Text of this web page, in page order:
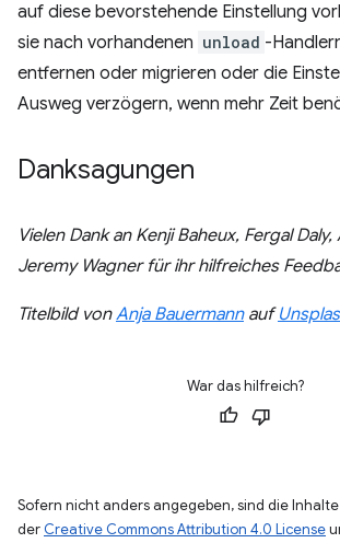
auf diese bevorstehende Einstellung
sie nach vorhandenen unload -
entfernen oder migrieren oder die
Ausweg verzögern, wenn mehr Zeit
Danksagungen
Vielen Dank an Kenji Baheux, Fergal
Jeremy Wagner für ihr hilfreiches
Titelbild vonAnja Bauermannauf
War das hilfreich?
Sofern nicht anders angegeben, sind die
der Creative Commons Attribution 4.0 License